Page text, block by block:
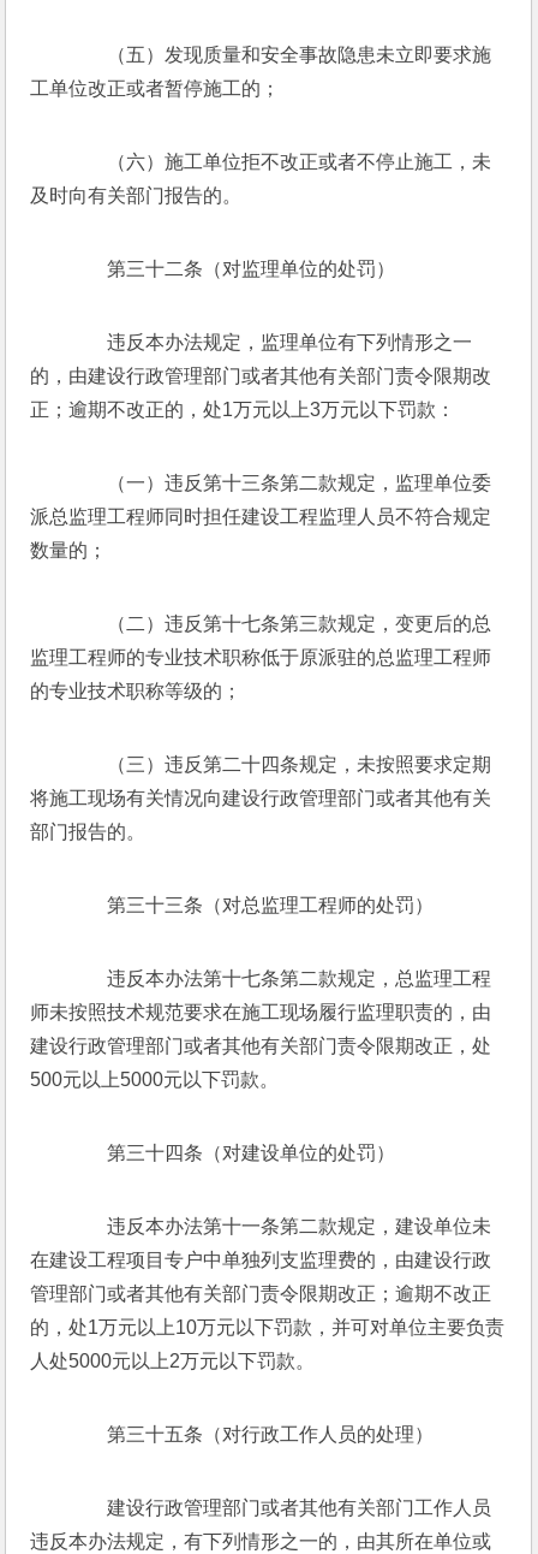
（五）发现质量和安全事故隐患未立即要求施
工单位改正或者暂停施工的；
（六）施工单位拒不改正或者不停止施工，未
及时向有关部门报告的。
第三十二条（对监理单位的处罚）
违反本办法规定，监理单位有下列情形之一
的，由建设行政管理部门或者其他有关部门责令限期改
正；逾期不改正的，处1万元以上3万元以下罚款：
（一）违反第十三条第二款规定，监理单位委
派总监理工程师同时担任建设工程监理人员不符合规定
数量的；
（二）违反第十七条第三款规定，变更后的总
监理工程师的专业技术职称低于原派驻的总监理工程师
的专业技术职称等级的；
（三）违反第二十四条规定，未按照要求定期
将施工现场有关情况向建设行政管理部门或者其他有关
部门报告的。
第三十三条（对总监理工程师的处罚）
违反本办法第十七条第二款规定，总监理工程
师未按照技术规范要求在施工现场履行监理职责的，由
建设行政管理部门或者其他有关部门责令限期改正，处
500元以上5000元以下罚款。
第三十四条（对建设单位的处罚）
违反本办法第十一条第二款规定，建设单位未
在建设工程项目专户中单独列支监理费的，由建设行政
管理部门或者其他有关部门责令限期改正；逾期不改正
的，处1万元以上10万元以下罚款，并可对单位主要负责
人处5000元以上2万元以下罚款。
第三十五条（对行政工作人员的处理）
建设行政管理部门或者其他有关部门工作人员
违反本办法规定，有下列情形之一的，由其所在单位或